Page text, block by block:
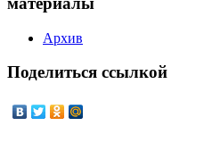
Архив
Поделиться ссылкой